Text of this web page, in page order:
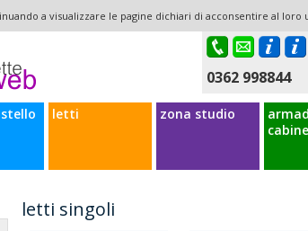
0362 998844
letti zona studio
cabine
letti singoli
a visualizzare le pagine dichiari di acconsentire al loro